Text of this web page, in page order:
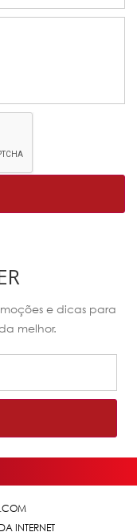
e dicas para
melhor.
INTERNET